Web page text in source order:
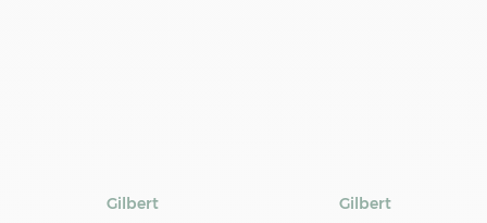
Gilbert
Gilbert